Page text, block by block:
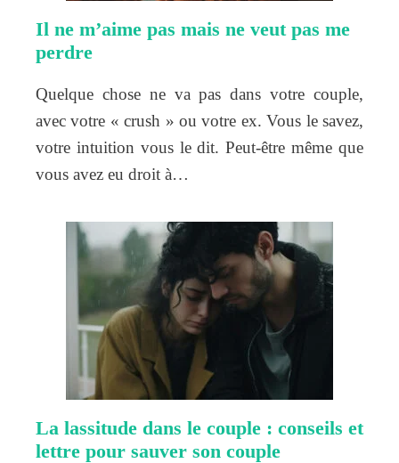
Il ne m’aime pas mais ne veut pas me
perdre
Quelque chose ne va pas dans votre couple,
avec votre « crush » ou votre ex. Vous le savez,
votre intuition vous le dit. Peut-être même que
vous avez eu droit à…
La lassitude dans le couple : conseils et
lettre pour sauver son couple